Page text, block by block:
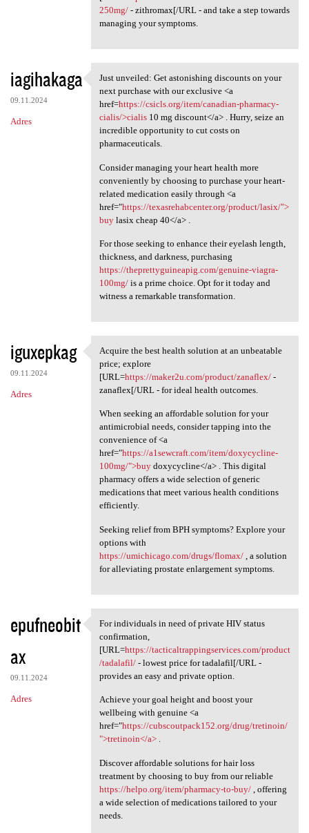
250mg/- zithromax[/URL - and take a step towards
managing your symptoms.
iagihakaga
09.11.2024
Adres
Just unveiled: Get
Just unveiled: Get astonishing discounts on your
next purchase with our exclusive <a
href=https://csicls.org/item/canadian-pharmacy-
cialis/>cialis10 mg discount</a> . Hurry, seize an
incredible opportunity to cut costs on
pharmaceuticals.
Consider managing your heart health more
conveniently by choosing to purchase your heart-
related medication easily through <a
href="https://texasrehabcenter.org/product/lasix/">
buylasix cheap 40</a> .
For those seeking to enhance their eyelash length,
thickness, and darkness, purchasing
https://theprettyguineapig.com/genuine-viagra-
100mg/is a prime choice. Opt for it today and
witness a remarkable transformation.
iguxepkag
09.11.2024
Adres
Acquire the best health
Acquire the best health solution at an unbeatable
price; explore
[URL=https://maker2u.com/product/zanaflex/-
zanaflex[/URL - for ideal health outcomes.
When seeking an affordable solution for your
antimicrobial needs, consider tapping into the
convenience of <a
href="https://a1sewcraft.com/item/doxycycline-
100mg/">buydoxycycline</a> . This digital
pharmacy offers a wide selection of generic
medications that meet various health conditions
efficiently.
Seeking relief from BPH symptoms? Explore your
options with
https://umichicago.com/drugs/flomax/, a solution
for alleviating prostate enlargement symptoms.
epufneobit
ax
09.11.2024
Adres
For individuals in need of
For individuals in need of private HIV status
confirmation,
[URL=https://tacticaltrappingservices.com/product
/tadalafil/- lowest price for tadalafil[/URL -
provides an easy and private option.
Achieve your goal height and boost your
wellbeing with genuine <a
href="https://cubscoutpack152.org/drug/tretinoin/
">tretinoin</a>.
Discover affordable solutions for hair loss
treatment by choosing to buy from our reliable
https://helpo.org/item/pharmacy-to-buy/, offering
a wide selection of medications tailored to your
needs.